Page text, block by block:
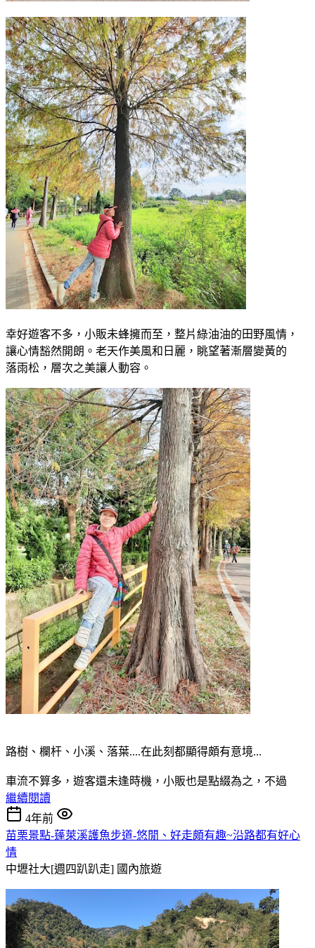
幸好遊客不多，小販未蜂擁而至，整片綠油油的田野風情，
讓心情豁然開朗。老天作美風和日麗，眺望著漸層變黃的
落雨松，層次之美讓人動容。
路樹、欄杆、小溪、落葉....在此刻都顯得頗有意境...
車流不算多，遊客還未逢時機，小販也是點綴為之，不過
繼續閱讀
4年前
苗栗景點-蓬萊溪護魚步道-悠閒、好走頗有趣~沿路都有好心
情
中壢社大[週四趴趴走] 國內旅遊